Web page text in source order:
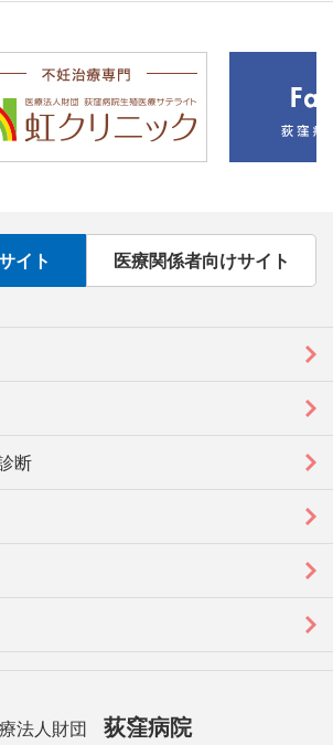
イト 医療関係者向けサイト
断
法人財団 荻窪病院